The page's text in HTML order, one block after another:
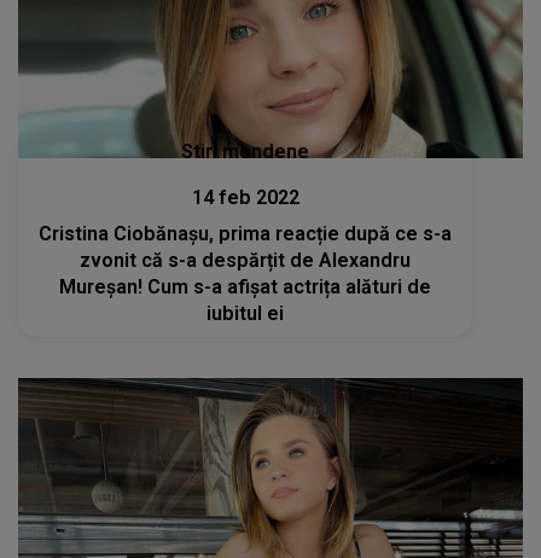
Stiri mondene
14 feb 2022
Cristina Ciobănașu, prima reacție după ce s-a
zvonit că s-a despărțit de Alexandru
Mureșan! Cum s-a afișat actrița alături de
iubitul ei